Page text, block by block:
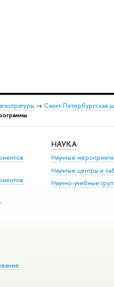
→ Санкт-Петербургская
НАУКА
Научные
Научные центры и
Научно-учебные